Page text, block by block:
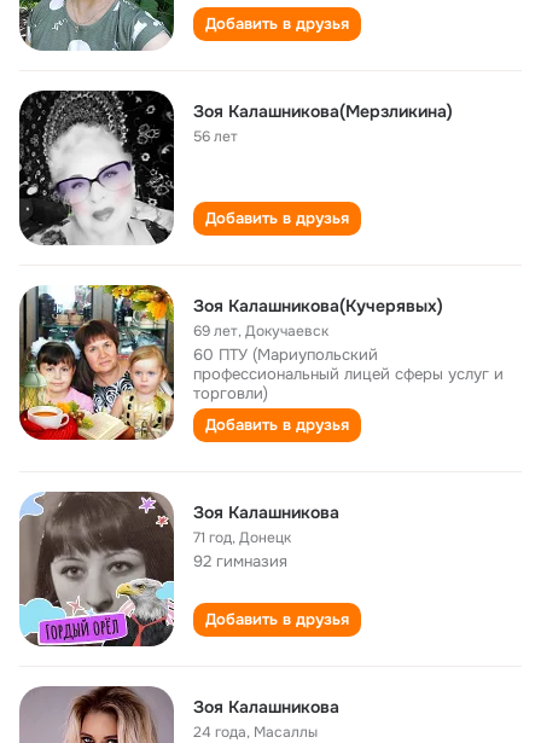
Добавить в друзья
Зоя Калашникова(Мерзликина)
56 лет
Добавить в друзья
Зоя Калашникова(Кучерявых)
69 лет,Докучаевск
60 ПТУ (Мариупольский
профессиональный лицей сферы услуг и
торговли)
Добавить в друзья
Зоя Калашникова
71 год,Донецк
92 гимназия
Добавить в друзья
Зоя Калашникова
24 года, Масаллы